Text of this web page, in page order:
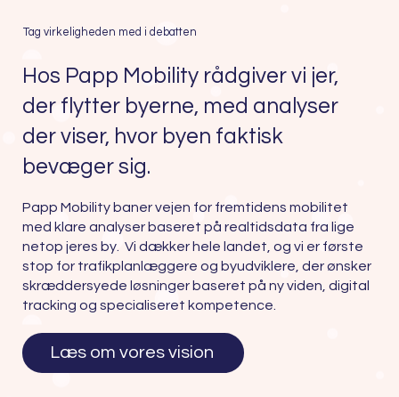
Tag virkeligheden med i debatten
Hos Papp Mobility rådgiver vi jer,
der flytter byerne, med analyser
der viser, hvor byen faktisk
bevæger sig.
Papp Mobility baner vejen for fremtidens mobilitet
med klare analyser baseret på realtidsdata fra lige
netop jeres by. Vi dækker hele landet, og vi er første
stop for trafikplanlæggere og byudviklere, der ønsker
skræddersyede løsninger baseret på ny viden, digital
tracking og specialiseret kompetence.
Læs om vores vision